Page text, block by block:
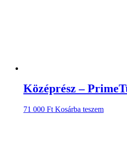
Középrész –
71 000 Ft Kosárba teszem